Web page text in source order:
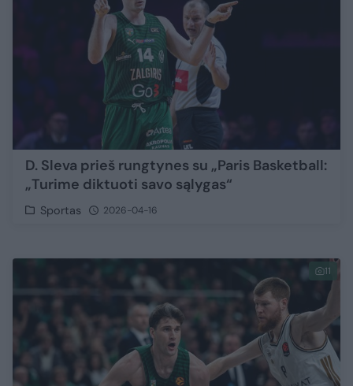
D. Sleva prieš rungtynes su „Paris Basketball:
„Turime diktuoti savo sąlygas“
Sportas 2026-04-16
11